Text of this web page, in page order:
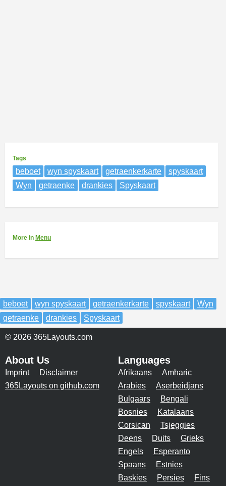
Tags
beboet wyn spyskaart getraenkerkarte
spyskaart
Wyn
getraenke drankies Spyskaart
More in Menu
beboet wyn spyskaart getraenkerkarte spyskaart
Wyn
getraenke
drankies Spyskaart
© 2026 365Layouts.com
About Us
Imprint
Disclaimer
365Layouts on github.com
Languages
Afrikaans
Amharic
Arabies
Aserbeidjans
Bulgaars
Bengali
Bosnies
Katalaans
Corsican
Tsjeggies
Deens
Duits
Grieks
Engels
Esperanto
Spaans
Estnies
Baskies
Persies
Fins